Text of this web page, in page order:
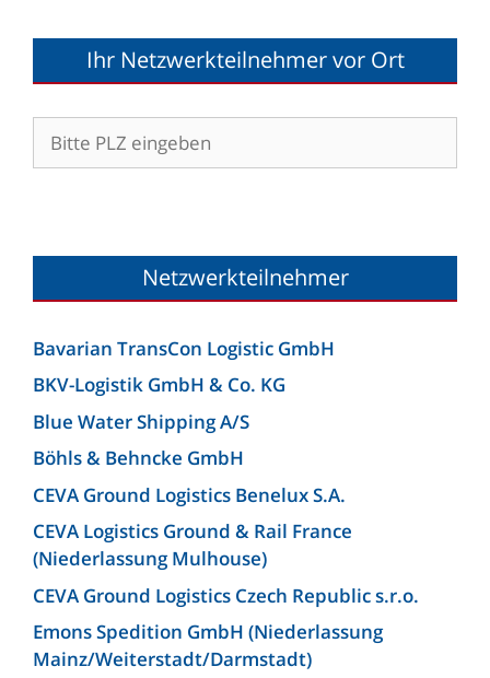
Ihr Netzwerkteilnehmer vor Ort
Netzwerkteilnehmer
Bavarian TransCon Logistic GmbH
BKV-Logistik GmbH & Co. KG
Blue Water Shipping A/S
Böhls & Behncke GmbH
CEVA Ground Logistics Benelux S.A.
CEVA Logistics Ground & Rail France
(Niederlassung Mulhouse)
CEVA Ground Logistics Czech Republic s.r.o.
Emons Spedition GmbH (Niederlassung
Mainz/Weiterstadt/Darmstadt)